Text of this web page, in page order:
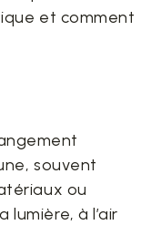
et comment
souvent
ou
à l’air